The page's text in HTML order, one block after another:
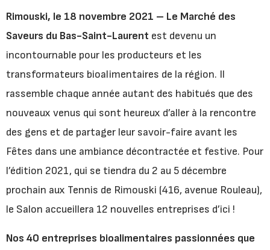
Rimouski, le 18 novembre 2021 – Le Marché des
Saveurs du Bas-Saint-Laurent est devenu un
incontournable pour les producteurs et les
transformateurs bioalimentaires de la région. Il
rassemble chaque année autant des habitués que des
nouveaux venus qui sont heureux d’aller à la rencontre
des gens et de partager leur savoir-faire avant les
Fêtes dans une ambiance décontractée et festive. Pour
l’édition 2021, qui se tiendra du 2 au 5 décembre
prochain aux Tennis de Rimouski (416, avenue Rouleau),
le Salon accueillera 12 nouvelles entreprises d’ici !
Nos 40 entreprises bioalimentaires passionnées que